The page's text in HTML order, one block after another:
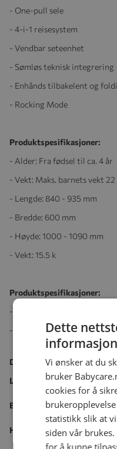
- One-pull sele
- 4-i-1 reisesystem
- Vendbar seteenhet
- Sømløs teknisk integrering
- Enhånds tilbakelent og
- Rocking Mode
Produktspesifikasjoner:
- Alder: Fra fødsel til ca. 4 år
- Vekt: Maks. barnets vekt
- Lengde: 840 - 935 mm
- Bredde: 600 mm
- Høyde: 1000 - 1090 mm
- Vekt: 15.5 k
Produktspesifikasjoner:
- Alder: Fra fødsel til ca. 4 år
- Vekt: Maks. barnets vekt
Dimensjoner – Utfoldet
Lengde 830 - 920 mm
Bredde 600 mm
Høyde håndtak 995 - 1090
Dette
Vi ønsker at du
bruker
cookies for å
statistikk slik at
siden vår
for å kunne